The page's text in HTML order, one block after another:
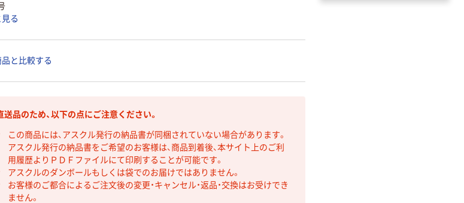
る
と比較する
送品のため、以下の点にご注意ください。
この商品には、アスクル発行の納品書が同梱されていない場合があります。
アスクル発行の納品書をご希望のお客様は、商品到着後、本サイト上のご利
用履歴よりＰＤＦファイルにて印刷することが可能です。
アスクルのダンボールもしくは袋でのお届けではありません。
お客様のご都合によるご注文後の変更・キャンセル・返品・交換はお受けでき
ません。